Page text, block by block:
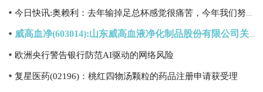
欧洲央行警告银行防范AI驱动的网络风险
复星医药(02196)：桃红四物汤颗粒的药品注册申请获受理